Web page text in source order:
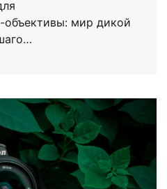
объективы: мир дикой